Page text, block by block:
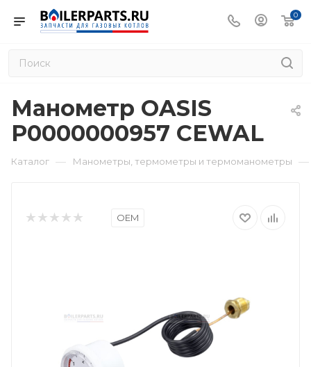
0
Манометр OASIS
P0000000957 CEWAL
Каталог — Манометры, термометры и термоманометры —
OEM